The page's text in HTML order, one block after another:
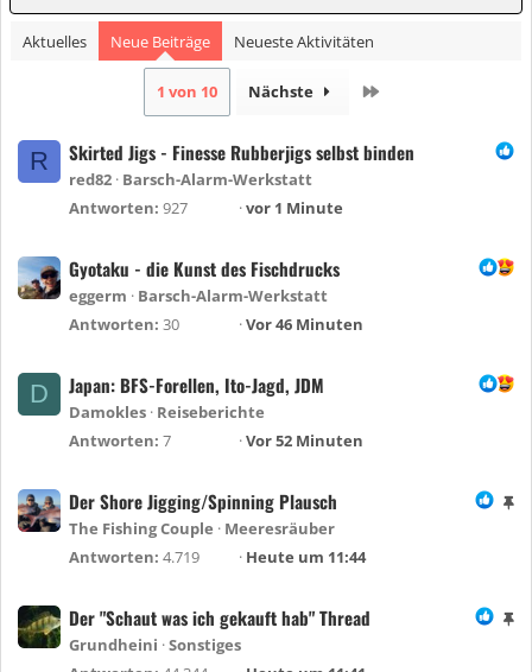
Aktuelles Neue Beiträge Neueste Aktivitäten
1 von 10 Nächste
R Skirted Jigs - Finesse Rubberjigs selbst binden
red82 Barsch-Alarm-Werkstatt
Antworten 927 vor 1 Minute
Gyotaku - die Kunst des Fischdrucks
eggerm
Barsch-Alarm-Werkstatt
Antworten 30 Vor 46 Minuten
D Japan: BFS-Forellen, Ito-Jagd, JDM
Damokles Reiseberichte
Antworten 7 Vor 52 Minuten
A
Der Shore Jigging/Spinning Plausch
The Fishing Couple
Meeresräuber
Antworten 4.719 Heute um 11:44
A
Der "Schaut was ich gekauft hab" Thread
Grundheini Sonstiges